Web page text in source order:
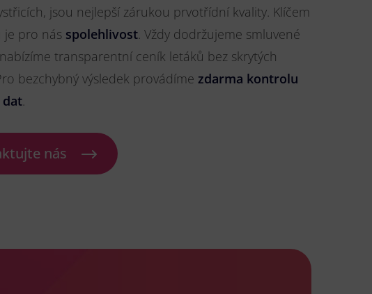
jsou nejlepší zárukou prvotřídní kvality. Klíčem
je pro nás spolehlivost. Vždy dodržujeme smluvené
transparentní ceník letáků bez skrytých
bezchybný výsledek provádíme zdarma kontrolu
.
nás